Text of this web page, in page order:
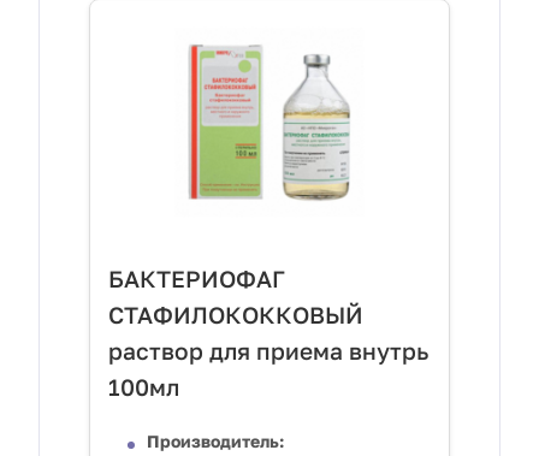
БАКТЕРИОФАГ
СТАФИЛОКОККОВЫЙ
раствор для приема внутрь
100мл
Производитель: